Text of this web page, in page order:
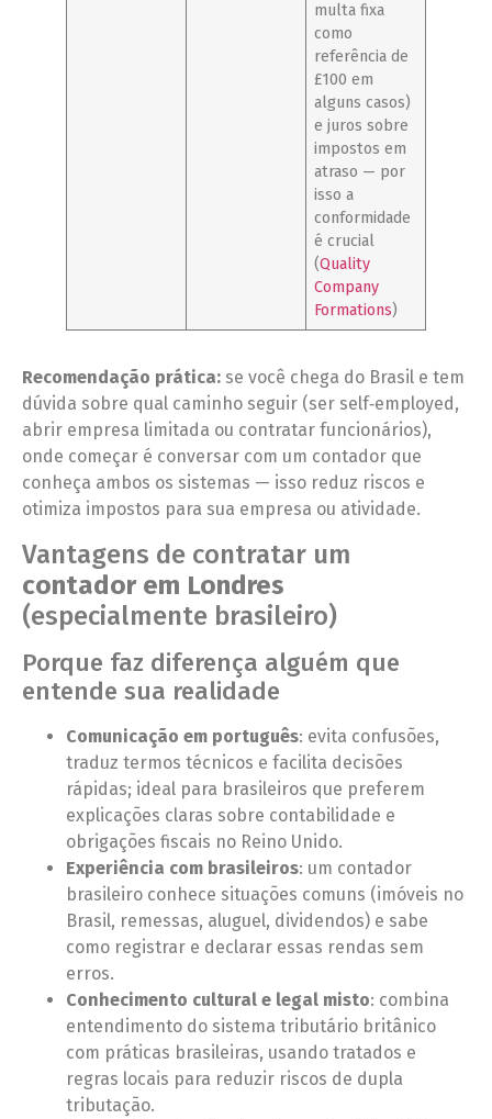
multa fixa
como
referência de
£100 em
alguns casos)
e juros sobre
impostos em
atraso — por
isso a
conformidade
é crucial
(Quality
Company
Formations)
Recomendação prática: se você chega do Brasil e tem
dúvida sobre qual caminho seguir (ser self‑employed,
abrir empresa limitada ou contratar funcionários),
onde começar é conversar com um contador que
conheça ambos os sistemas — isso reduz riscos e
otimiza impostos para sua empresa ou atividade.
Vantagens de contratar um
contador em Londres
(especialmente brasileiro)
Porque faz diferença alguém que
entende sua realidade
Comunicação em português: evita confusões,
traduz termos técnicos e facilita decisões
rápidas; ideal para brasileiros que preferem
explicações claras sobre contabilidade e
obrigações fiscais no Reino Unido.
Experiência com brasileiros: um contador
brasileiro conhece situações comuns (imóveis no
Brasil, remessas, aluguel, dividendos) e sabe
como registrar e declarar essas rendas sem
erros.
Conhecimento cultural e legal misto: combina
entendimento do sistema tributário britânico
com práticas brasileiras, usando tratados e
regras locais para reduzir riscos de dupla
tributação.